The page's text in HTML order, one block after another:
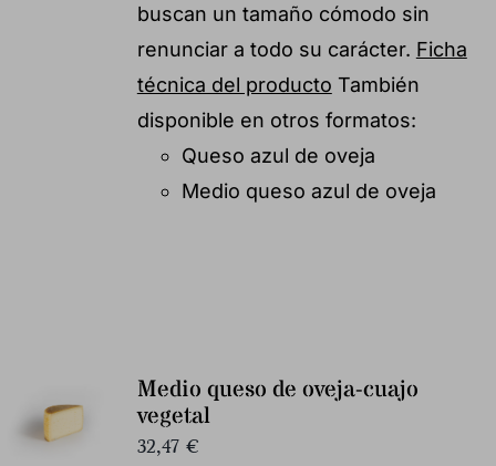
buscan un tamaño cómodo sin
renunciar a todo su carácter. Ficha
técnica del producto También
disponible en otros formatos:
Queso azul de oveja
Medio queso azul de oveja
Medio queso de oveja-cuajo
vegetal
32,47 €